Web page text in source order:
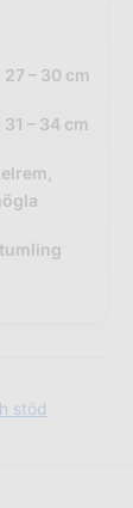
– 30 cm
– 34 cm
stöd